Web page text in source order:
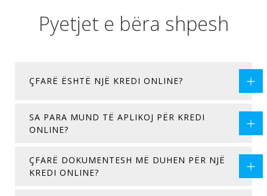
Pyetjet e bëra shpesh
ÇFARË ËSHTË NJË KREDI ONLINE?
SA PARA MUND TË APLIKOJ PËR KREDI
ONLINE?
ÇFARË DOKUMENTESH MË DUHEN PËR NJË
KREDI ONLINE?